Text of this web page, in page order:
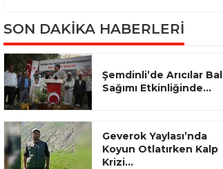
SON DAKİKA HABERLERİ
Şemdinli’de Arıcılar Bal
Sağımı Etkinliğinde...
Geverok Yaylası’nda
Koyun Otlatırken Kalp
Krizi...